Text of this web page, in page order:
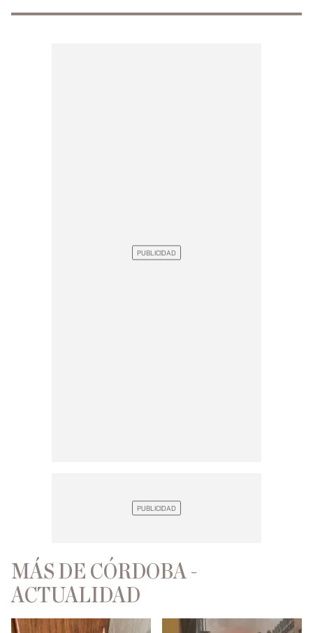
MÁS DE CÓRDOBA -
ACTUALIDAD